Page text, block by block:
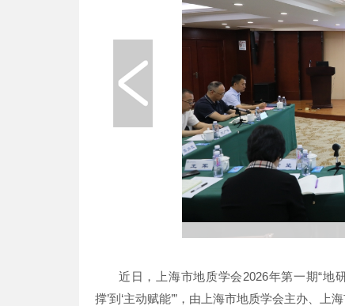
近日，上海市地质学会2026年第一期“地
撑’到‘主动赋能’”，由上海市地质学会主办、上